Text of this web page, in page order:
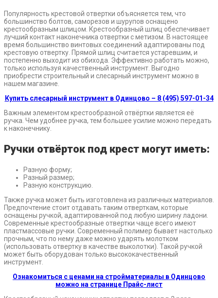
Популярность крестовой отвертки объясняется тем, что
большинство болтов, саморезов и шурупов оснащено
крестообразным шлицом. Крестообразный шлиц обеспечивает
лучший контакт наконечника отвертки с метизом. В настоящее
время большинство винтовых соединений адаптированы под
крестовую отвертку. Прямой шлиц считается устаревшим, и
постепенно выходит из обихода. Эффективно работать можно,
только используя качественный инструмент. Выгодно
приобрести строительный и слесарный инструмент можно в
нашем магазине.
Купить слесарный инструмент в Одинцово – 8 (495) 597-01-34
Важным элементом крестообразной отвёртки является её
ручка. Чем удобнее ручка, тем большее усилие можно передать
к наконечнику.
Ручки отвёрток под крест могут иметь:
Разную форму;
Разный размер;
Разную конструкцию.
Также ручка может быть изготовлена из различных материалов.
Предпочтение стоит отдавать таким отверткам, которые
оснащены ручкой, адаптированной под любую ширину ладони.
Современные крестообразные отвертки чаще всего имеют
пластмассовые ручки. Современный полимер бывает настолько
прочным, что по нему даже можно ударять молотком
(использовать отвертку в качестве выколотки). Такой ручкой
может быть оборудован только высококачественный
инструмент.
Ознакомиться с ценами на стройматериалы в Одинцово
можно на странице Прайс-лист